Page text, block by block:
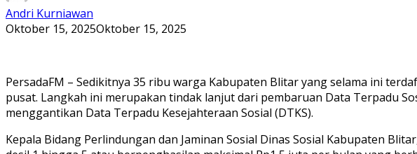
Andri Kurniawan
Oktober 15, 2025Oktober 15, 2025
PersadaFM – Sedikitnya 35 ribu warga Kabupaten Blitar yang selama ini
pusat. Langkah ini merupakan tindak lanjut dari pembaruan Data Terpadu
menggantikan Data Terpadu Kesejahteraan Sosial (DTKS).
Kepala Bidang Perlindungan dan Jaminan Sosial Dinas Sosial Kabupaten